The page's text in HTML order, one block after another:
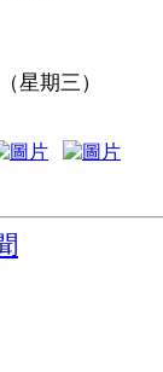
星期三）